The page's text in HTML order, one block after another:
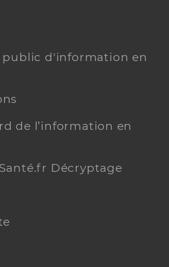
public d'information en
de l’information en
Décryptage